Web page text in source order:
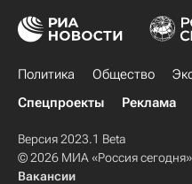
Политика Общество
Спецпроекты
Реклама
Версия 2023.1 Beta
© 2026 МИА «Россия сегодня»
Вакансии